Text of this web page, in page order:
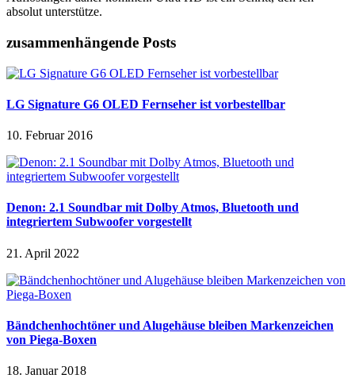
absolut unterstütze.
zusammenhängende Posts
LG Signature G6 OLED Fernseher ist vorbestellbar
10. Februar 2016
Denon: 2.1 Soundbar mit Dolby Atmos, Bluetooth und
integriertem Subwoofer vorgestellt
21. April 2022
Bändchenhochtöner und Alugehäuse bleiben Markenzeichen
von Piega-Boxen
18. Januar 2018